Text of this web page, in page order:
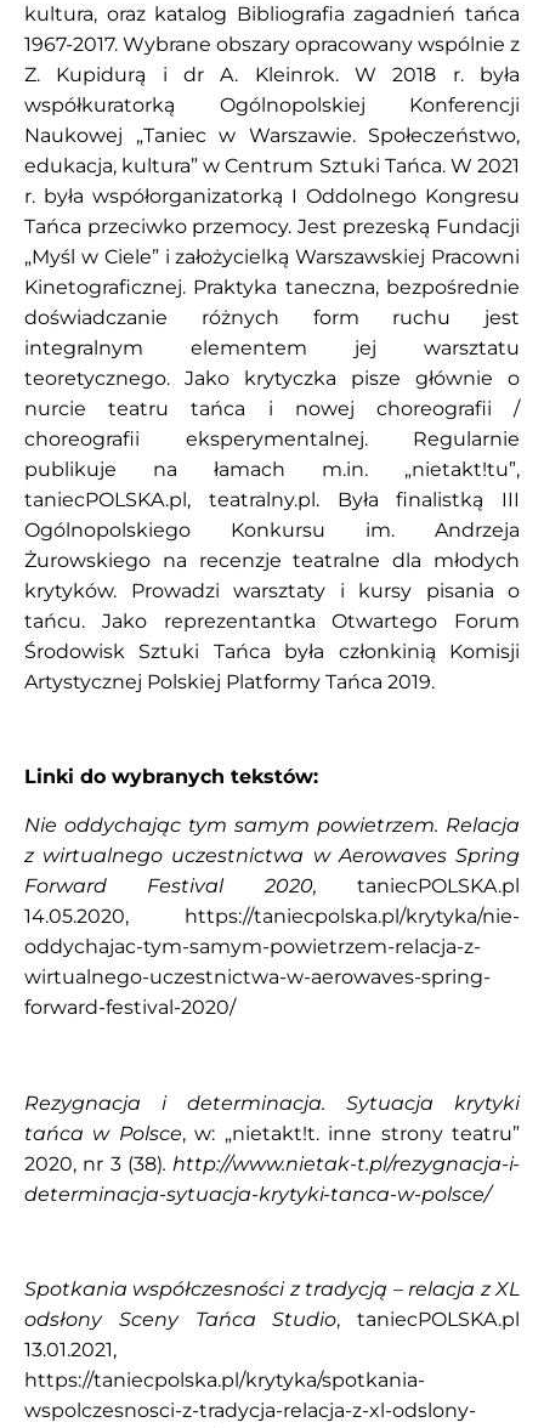
kultura, oraz katalog Bibliografia zagadnień tańca
1967-2017. Wybrane obszary opracowany wspólnie z
Z. Kupidurą i dr A. Kleinrok. W 2018 r. była
współkuratorką Ogólnopolskiej Konferencji
Naukowej „Taniec w Warszawie. Społeczeństwo,
edukacja, kultura” w Centrum Sztuki Tańca. W 2021
r. była współorganizatorką I Oddolnego Kongresu
Tańca przeciwko przemocy. Jest prezeską Fundacji
„Myśl w Ciele” i założycielką Warszawskiej Pracowni
Kinetograficznej. Praktyka taneczna, bezpośrednie
doświadczanie różnych form ruchu jest
integralnym elementem jej warsztatu
teoretycznego. Jako krytyczka pisze głównie o
nurcie teatru tańca i nowej choreografii /
choreografii eksperymentalnej. Regularnie
publikuje na łamach m.in. „nietakt!tu”,
taniecPOLSKA.pl, teatralny.pl. Była finalistką III
Ogólnopolskiego Konkursu im. Andrzeja
Żurowskiego na recenzje teatralne dla młodych
krytyków. Prowadzi warsztaty i kursy pisania o
tańcu. Jako reprezentantka Otwartego Forum
Środowisk Sztuki Tańca była członkinią Komisji
Artystycznej Polskiej Platformy Tańca 2019.
Linki do wybranych tekstów:
Nie oddychając tym samym powietrzem. Relacja
z wirtualnego uczestnictwa w Aerowaves Spring
Forward Festival 2020, taniecPOLSKA.pl
14.05.2020, https://taniecpolska.pl/krytyka/nie-
oddychajac-tym-samym-powietrzem-relacja-z-
wirtualnego-uczestnictwa-w-aerowaves-spring-
forward-festival-2020/
Rezygnacja i determinacja. Sytuacja krytyki
tańca w Polsce, w: „nietakt!t. inne strony teatru”
2020, nr 3 (38). http://www.nietak-t.pl/rezygnacja-i-
determinacja-sytuacja-krytyki-tanca-w-polsce/
Spotkania współczesności z tradycją – relacja z XL
odsłony Sceny Tańca Studio, taniecPOLSKA.pl
13.01.2021,
https://taniecpolska.pl/krytyka/spotkania-
wspolczesnosci-z-tradycja-relacja-z-xl-odslony-